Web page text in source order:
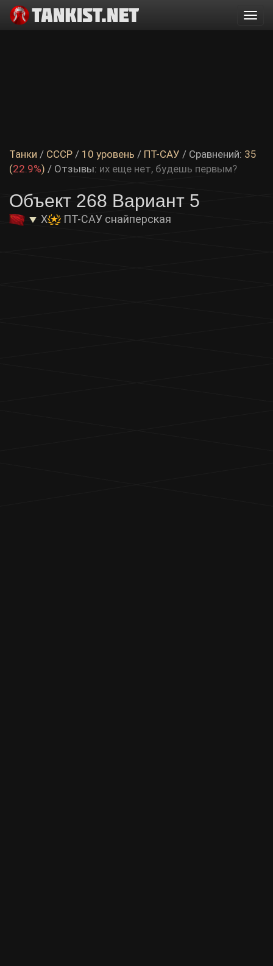
Танки / СССР / 10 уровень / ПТ-САУ / Сравнений: 35
(22.9%) / Отзывы: их еще нет, будешь первым?
Объект 268 Вариант 5
X ПТ-САУ снайперская